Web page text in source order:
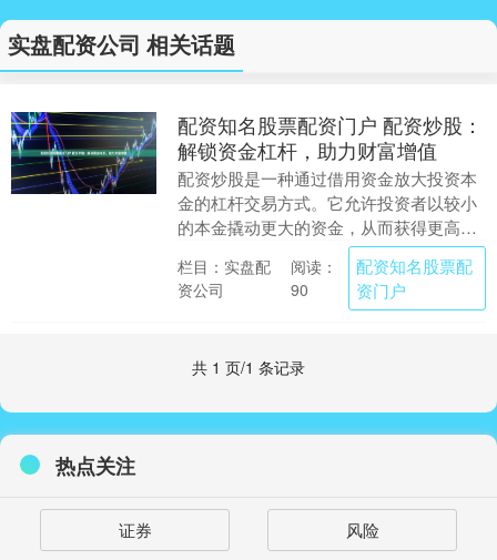
实盘配资公司 相关话题
配资知名股票配资门户 配资炒股：
解锁资金杠杆，助力财富增值
配资炒股是一种通过借用资金放大投资本
金的杠杆交易方式。它允许投资者以较小
的本金撬动更大的资金，从而获得更高的
收益。 * **放大收益：**杠杆效应可以放大
投资收....
栏目：实盘配
资公司
阅读：
90
配资知名股票配
资门户
共 1 页/1 条记录
热点关注
证券 风险